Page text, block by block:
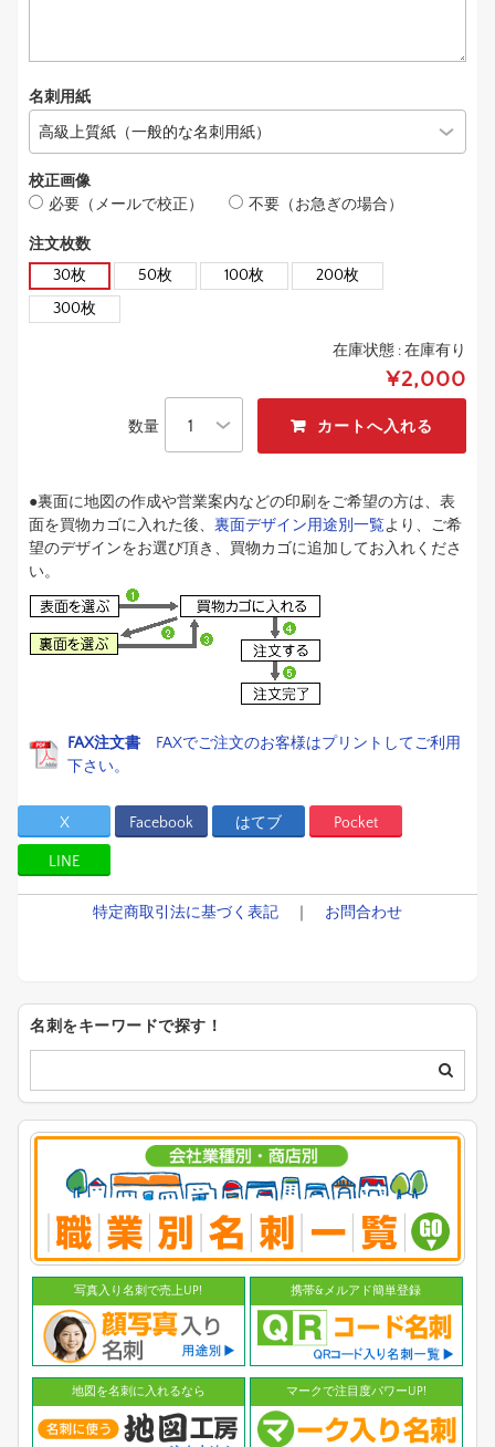
名刺用紙
校正画像
必要（メールで校正）
不要（お急ぎの場合）
注文枚数
30枚
50枚 100枚
200枚
300枚
在庫状態 :在庫有り
¥2,000
数量
●裏面に地図の作成や営業案内などの印刷をご希望の方は、表
面を買物カゴに入れた後、 裏面デザイン用途別一覧より、ご希
望のデザインをお選び頂き、買物カゴに追加してお入れくださ
い。
FAX注文書 FAXでご注文のお客様はプリントしてご利用
下さい。
X Facebook はてブ Pocket
LINE
特定商取引法に基づく表記 お問合わせ
名刺をキーワードで探す！
写真入り名刺で売上UP! 携帯&メルアド簡単登録
地図を名刺に入れるなら マークで注目度パワーUP!